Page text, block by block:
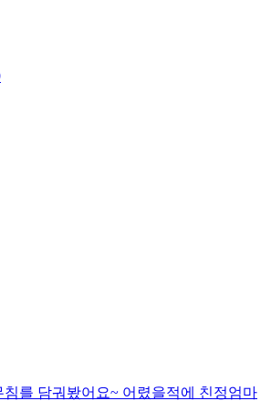
를 담궈봤어요~ 어렸을적에 친정엄마